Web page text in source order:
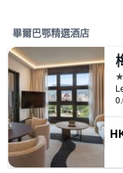
畢爾巴鄂精選酒店